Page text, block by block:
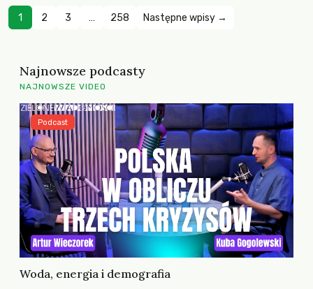
1 2 3 … 258 Następne wpisy →
Najnowsze podcasty
NAJNOWSZE VIDEO
Woda, energia i demografia
Podcast